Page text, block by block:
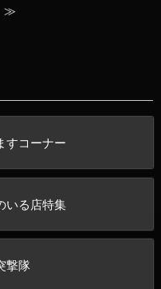
≫
すコーナー
いる店特集
撃隊